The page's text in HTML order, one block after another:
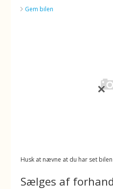
Gem bilen
Husk at nævne at du har set
Sælges af